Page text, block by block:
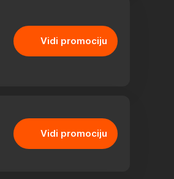
Vidi promociju
Vidi promociju